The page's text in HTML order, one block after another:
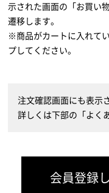
示された画面の「お買い
遷移します。
※商品がカートに入れて
プしてください。
注文確認画面にも表示
詳しくは下部の「よく
会員登録